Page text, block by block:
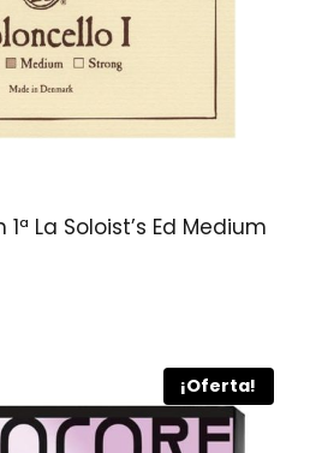
La Soloist’s Ed Medium
¡Oferta!